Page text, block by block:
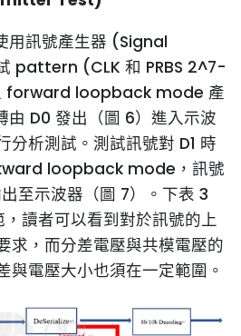
用訊號產生器 (Signal
pattern (CLK 和 PRBS 2^7-
forward loopback mode 產
由 D0 發出（圖 6）進入示波
分析測試。測試訊號對 D1 時
loopback mode，訊號
至示波器（圖 7）。下表 3
讀者可以看到對於訊號的上
求，而分差電壓與共模電壓的
與電壓大小也須在一定範圍。